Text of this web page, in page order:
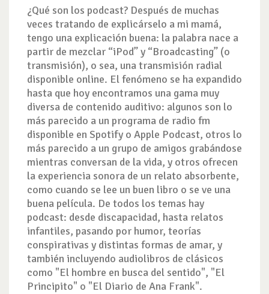
¿Qué son los podcast? Después de muchas
veces tratando de explicárselo a mi mamá,
tengo una explicación buena: la palabra nace a
partir de mezclar “iPod” y “Broadcasting” (o
transmisión), o sea, una transmisión radial
disponible online. El fenómeno se ha expandido
hasta que hoy encontramos una gama muy
diversa de contenido auditivo: algunos son lo
más parecido a un programa de radio fm
disponible en Spotify o Apple Podcast, otros lo
más parecido a un grupo de amigos grabándose
mientras conversan de la vida, y otros ofrecen
la experiencia sonora de un relato absorbente,
como cuando se lee un buen libro o se ve una
buena película. De todos los temas hay
podcast: desde discapacidad, hasta relatos
infantiles, pasando por humor, teorías
conspirativas y distintas formas de amar, y
también incluyendo audiolibros de clásicos
como "El hombre en busca del sentido", "El
Principito" o "El Diario de Ana Frank".